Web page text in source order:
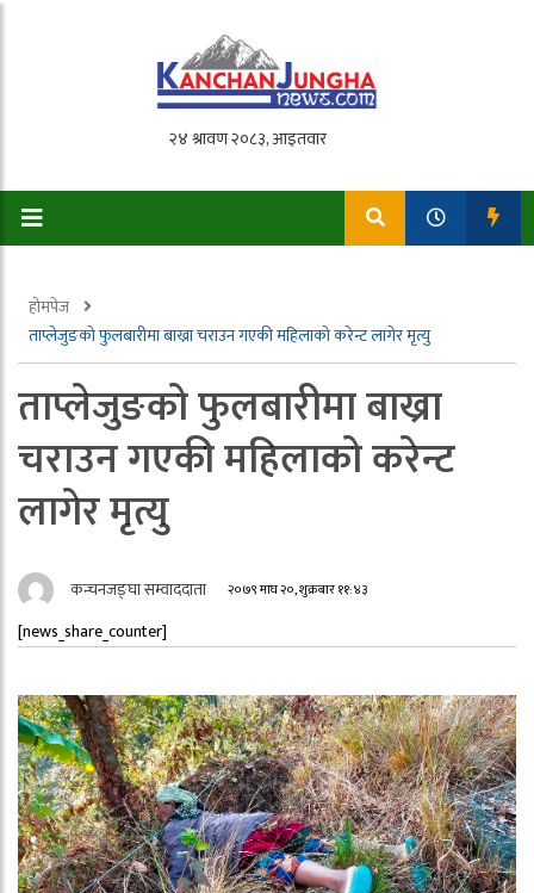
होमपेज
ताप्लेजुङको फुलबारीमा बाख्रा चराउन गएकी महिलाको करेन्ट लागेर मृत्यु
ताप्लेजुङको फुलबारीमा बाख्रा
चराउन गएकी महिलाको करेन्ट
लागेर मृत्यु
कन्चनजङ्घा सम्वाददाता २०७९ माघ २०, शुक्रबार ११:४३
[news_share_counter]